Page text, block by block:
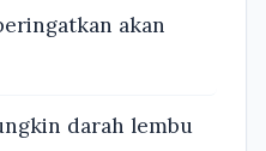
akan
darah lembu